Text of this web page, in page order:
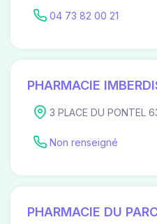
04 73 82 00 21
PHARMACIE
3 PLACE DU PONTEL
Non renseigné
PHARMACIE DU